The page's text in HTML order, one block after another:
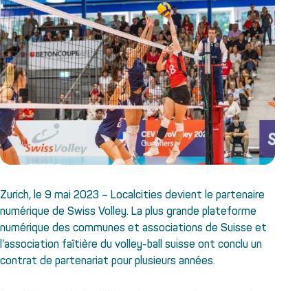
Zurich, le 9 mai 2023 – Localcities devient le partenaire
numérique de Swiss Volley. La plus grande plateforme
numérique des communes et associations de Suisse et
l’association faîtière du volley-ball suisse ont conclu un
contrat de partenariat pour plusieurs années.